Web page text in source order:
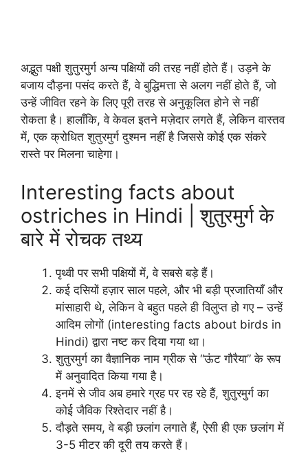
अद्भुत पक्षी शुतुरमुर्ग अन्य पक्षियों की तरह नहीं होते हैं। उड़ने के
बजाय दौड़ना पसंद करते हैं, वे बुद्धिमत्ता से अलग नहीं होते हैं, जो
उन्हें जीवित रहने के लिए पूरी तरह से अनुकूलित होने से नहीं
रोकता है। हालाँकि, वे केवल इतने मज़ेदार लगते हैं, लेकिन वास्तव
में, एक क्रोधित शुतुरमुर्ग दुश्मन नहीं है जिससे कोई एक संकरे
रास्ते पर मिलना चाहेगा।
Interesting facts about
ostriches in Hindi | शुतुरमुर्ग के
बारे में रोचक तथ्य
पृथ्वी पर सभी पक्षियों में, वे सबसे बड़े हैं।
कई दसियों हज़ार साल पहले, और भी बड़ी प्रजातियाँ और
मांसाहारी थे, लेकिन वे बहुत पहले ही विलुप्त हो गए – उन्हें
आदिम लोगों (interesting facts about birds in
Hindi) द्वारा नष्ट कर दिया गया था।
शुतुरमुर्ग का वैज्ञानिक नाम ग्रीक से “ऊंट गौरैया” के रूप
में अनुवादित किया गया है।
इनमें से जीव अब हमारे ग्रह पर रह रहे हैं, शुतुरमुर्ग का
कोई जैविक रिश्तेदार नहीं है।
दौड़ते समय, वे बड़ी छलांग लगाते हैं, ऐसी ही एक छलांग में
3-5 मीटर की दूरी तय करते हैं।